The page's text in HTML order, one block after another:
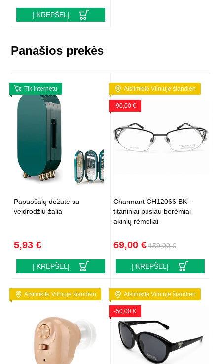
Į KREPŠELĮ
Panašios prekės
Tik internetu
Papuošalų dėžutė su
veidrodžiu žalia
5,93 €
Į KREPŠELĮ
Atsiimkite Vilniuje šiandien
-90,00 €
Charmant CH12066 BK –
titaniniai pusiau berėmiai
akinių rėmeliai
69,00 € 159,00 €
Į KREPŠELĮ
Atsiimkite Vilniuje šiandien Atsiimkite Vilniuje šiandien
-50,00 €